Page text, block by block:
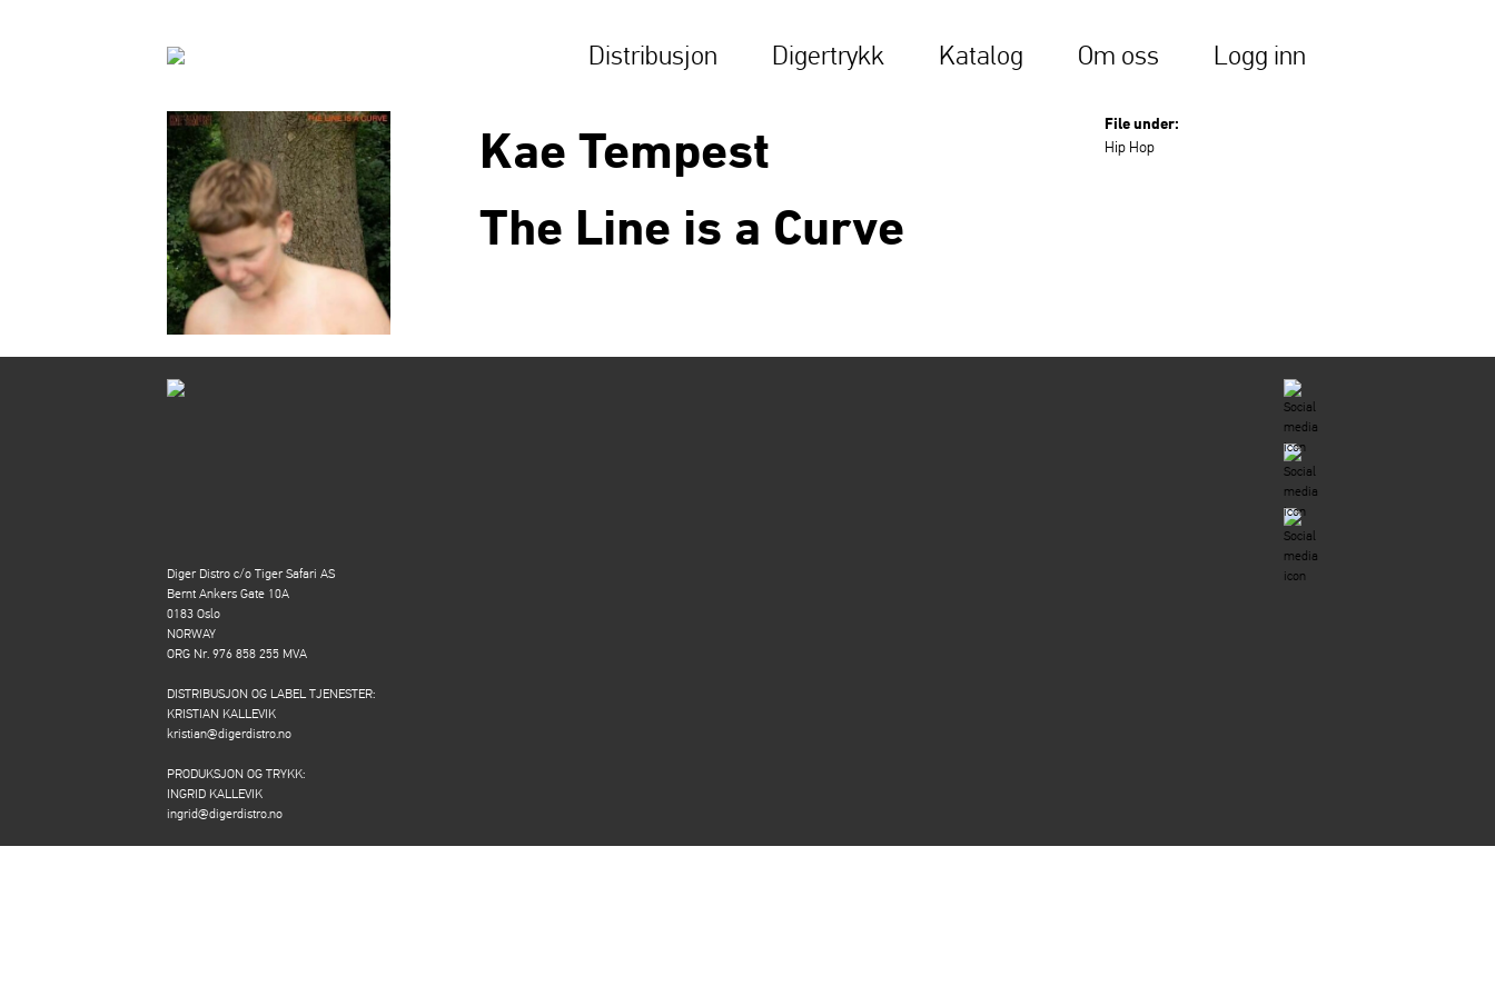
Distribusjon Digertrykk Katalog Om oss Logg inn
Kae Tempest
The Line is a Curve
File under:
Hip Hop
Diger Distro c/o Tiger Safari AS
Bernt Ankers Gate 10A
0183 Oslo
NORWAY
ORG Nr. 976 858 255 MVA
DISTRIBUSJON OG LABEL TJENESTER:
KRISTIAN KALLEVIK
kristian@digerdistro.no
PRODUKSJON OG TRYKK:
INGRID KALLEVIK
ingrid@digerdistro.no